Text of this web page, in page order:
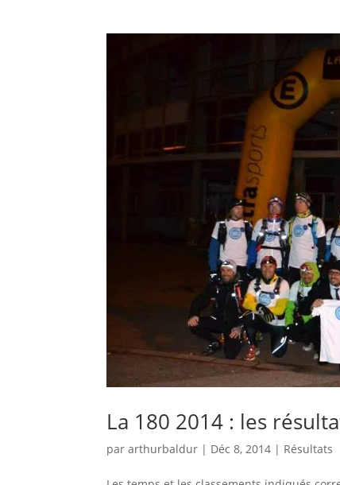
La 180 2014 : les
pararthurbaldur | Déc 8, 2014 | Résultats